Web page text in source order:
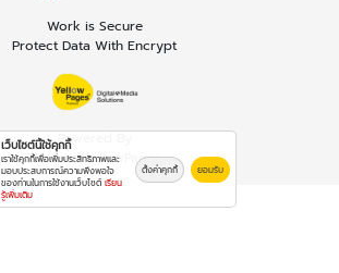
Work is Secure
Protect Data With Encrypt
Powered By
Thailand YellowPages
เว็บไซต์นี้ใช้คุกกี้
เราใช้คุกกี้เพื่อเพิ่มประสิทธิภาพและ
มอบประสบการณ์ความพึงพอใจ
ของท่านในการใช้งานเว็บไซต์ เรียน
รู้เพิ่มเติม
ตั้งค่าคุกกี้ ยอมรับ